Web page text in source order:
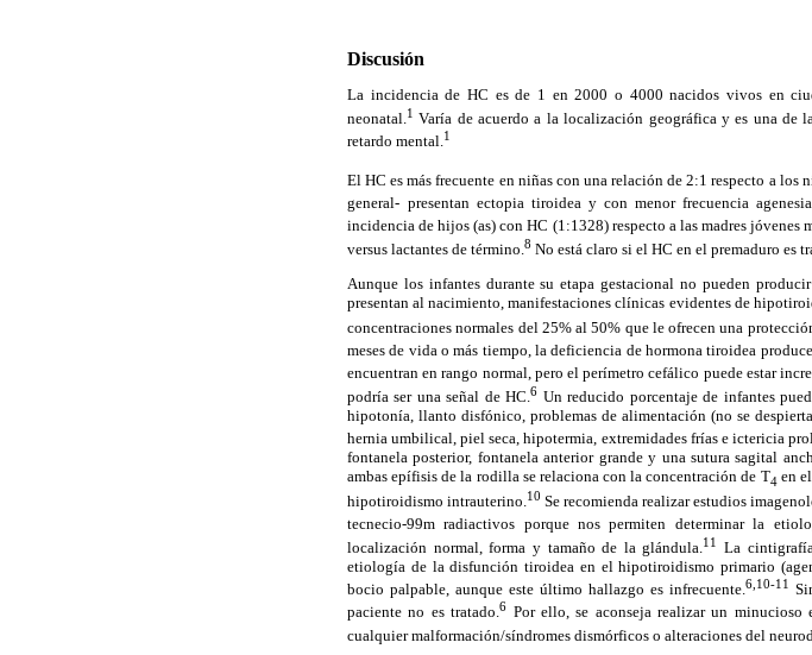
Discusión
La incidencia de HC es de 1 en 2000 o 4000 nacidos vivos en
neonatal. 1 Varía de acuerdo a la localización geográfica y es una de
retardo mental.1
El HC es más frecuente en niñas con una relación de 2:1 respecto a los
general- presentan ectopia tiroidea y con menor frecuencia
incidencia de hijos (as) con HC (1:1328) respecto a las madres jóvenes
versus lactantes de término. 8 No está claro si el HC en el premaduro es
Aunque los infantes durante su etapa gestacional no pueden
presentan al nacimiento, manifestaciones clínicas evidentes de
concentraciones normales del 25% al 50% que le ofrecen una
meses de vida o más tiempo, la deficiencia de hormona tiroidea
encuentran en rango normal, pero el perímetro cefálico puede estar
podría ser una señal de HC.6 Un reducido porcentaje de infantes
hipotonía, llanto disfónico, problemas de alimentación (no se
hernia umbilical, piel seca, hipotermia, extremidades frías e ictericia
fontanela posterior, fontanela anterior grande y una sutura sagital
ambas epífisis de la rodilla se relaciona con la concentración de T4 en
hipotiroidismo intrauterino. 10 Se recomienda realizar estudios
tecnecio-99m radiactivos porque nos permiten determinar la
localización normal, forma y tamaño de la glándula. 11 La cinti
etiología de la disfunción tiroidea en el hipotiroidismo primario
bocio palpable, aunque este último hallazgo es infrecuente. 6,10-11
paciente no es tratado.6 Por ello, se aconseja realizar un
cualquier malformación/síndromes dismórficos o alteraciones del